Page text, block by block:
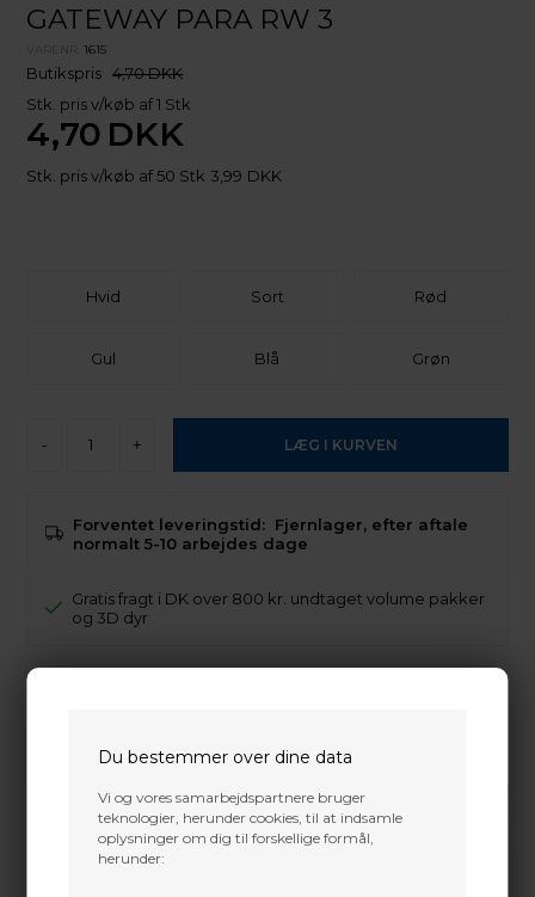
Du bestemmer over dine data
Vi og vores samarbejdspartnere bruger
teknologier, herunder cookies, til at indsamle
oplysninger om dig til forskellige formål,
herunder:
GATEWAY PARA RW 3
1615
Butikspris 4,70 DKK
Stk. pris v/køb af 1 Stk
4,70 DKK
Stk. pris v/køb af 50 Stk 3,99 DKK
Hvid Sort Rød
Gul Blå Grøn
- +
Forventet leveringstid: Fjernlager, efter aftale
normalt 5-10 arbejdes dage
Gratis fragt i DK over 800 kr. undtaget volume pakker
og 3D dyr
Høj kvalitets 3" kalkun faner